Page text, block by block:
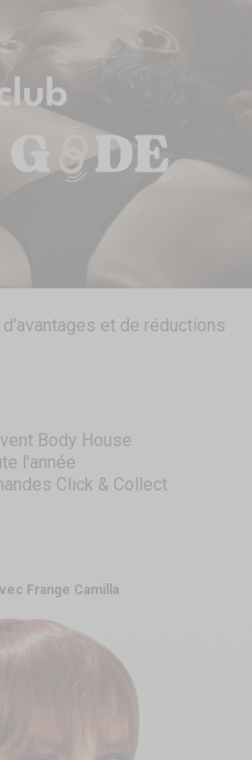
et de réductions
Body House
l'année
Click & Collect
Frange Camilla